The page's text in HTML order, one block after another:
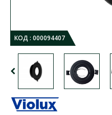
КОД : 000094407